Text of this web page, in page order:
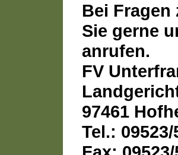
Bei
Sie gerne
anrufen.
FV
97461
Tel.: 09523/